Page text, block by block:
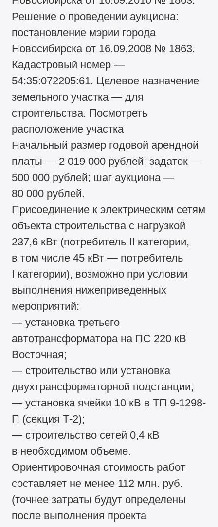
Решение о проведении аукциона:
постановление мэрии города
Новосибирска от 16.09.2008 № 1863.
Кадастровый номер —
54:35:072205:61. Целевое назначение
земельного участка — для
строительства. Посмотреть
расположение участка
Начальный размер годовой арендной
платы — 2 019 000 рублей; задаток —
500 000 рублей; шаг аукциона —
80 000 рублей.
Присоединение к электрическим сетям
объекта строительства с нагрузкой
237,6 кВт (потребитель II категории,
в том числе 45 кВт — потребитель
I категории), возможно при условии
выполнения нижеприведенных
мероприятий:
— установка третьего
автотрансформатора на ПС 220 кВ
Восточная;
— строительство или установка
двухтрансформаторной подстанции;
— установка ячейки 10 кВ в ТП 9-1298-
П (секция Т-2);
— строительство сетей 0,4 кВ
в необходимом объеме.
Ориентировочная стоимость работ
составляет не менее 112 млн. руб.
(точнее затраты будут определены
после выполнения проекта